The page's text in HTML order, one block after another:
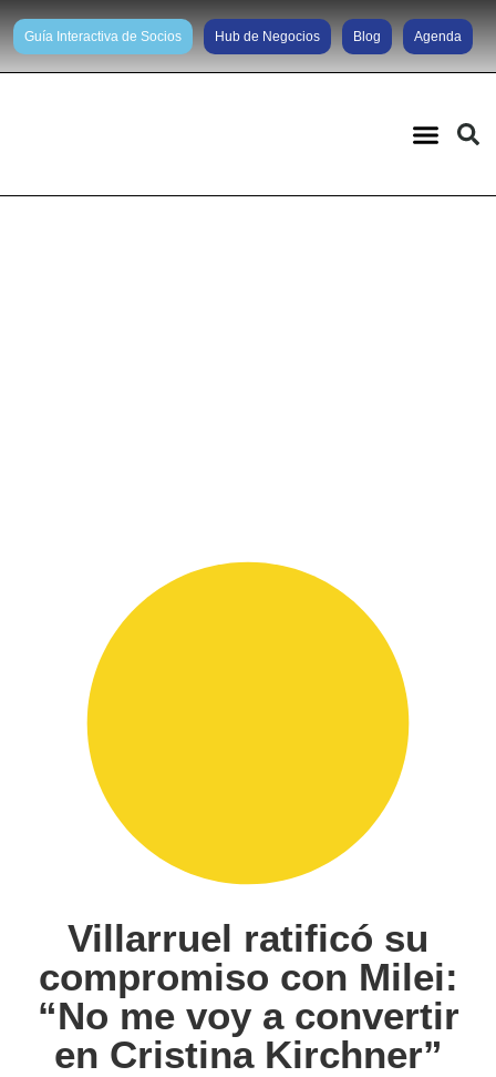
Guía Interactiva de Socios Hub de Negocios Blog Agenda
Villarruel ratificó su
compromiso con Milei:
“No me voy a convertir
en Cristina Kirchner”